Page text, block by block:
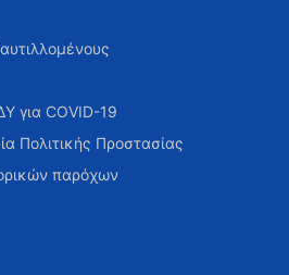
για COVID-19
Πολιτικής Προστασίας
παρόχων